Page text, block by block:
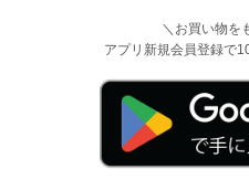
＼お買い物を
アプリ新規会員登録で